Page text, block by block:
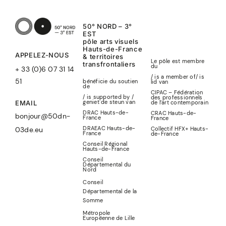
APPELEZ-NOUS
+ 33 (0)6 07 31 14
51
EMAIL
bonjour@50dn-
03de.eu
50° NORD – 3°
EST
pôle arts visuels
Hauts-de-France
& territoires
transfrontaliers
bénéficie du soutien
de
/ is supported by /
geniet de steun van
DRAC Hauts-de-
France
DRAEAC Hauts-de-
France
Conseil Régional
Hauts-de-France
Conseil
Départemental du
Nord
Conseil
Départemental de la
Somme
Métropole
Européenne de Lille
Le pôle est membre
du
/ is a member of/is
lid van
CIPAC – Fédération
des professionnels
de l’art contemporain
CRAC Hauts-de-
France
Collectif HFX+ Hauts-
de-France